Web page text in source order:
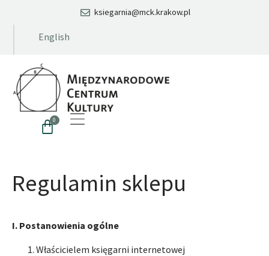
ksiegarnia@mck.krakow.pl
English
0
Regulamin sklepu
I. Postanowienia ogólne
Właścicielem księgarni internetowej